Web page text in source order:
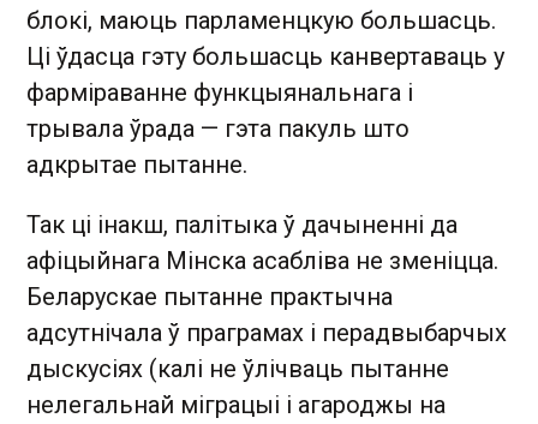
блокі, маюць парламенцкую большасць.
Ці ўдасца гэту большасць канвертаваць у
фарміраванне функцыянальнага і
трывала ўрада — гэта пакуль што
адкрытае пытанне.
Так ці інакш, палітыка ў дачыненні да
афіцыйнага Мінска асабліва не зменіцца.
Беларускае пытанне практычна
адсутнічала ў праграмах і перадвыбарчых
дыскусіях (калі не ўлічваць пытанне
нелегальнай міграцыі і агароджы на